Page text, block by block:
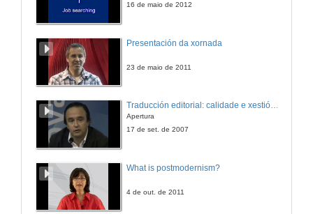
16 de maio de 2012
Presentación da xornada
23 de maio de 2011
Traducción editorial: calidade e xestión de proxectos
Apertura
17 de set. de 2007
What is postmodernism?
4 de out. de 2011